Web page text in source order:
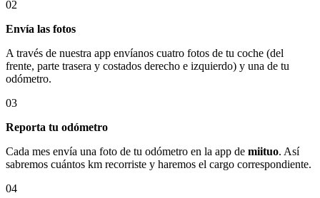
02
Envía las fotos
A través de nuestra app envíanos cuatro fotos de tu coche (del
frente, parte trasera y costados derecho e izquierdo) y una de tu
odómetro.
03
Reporta tu odómetro
Cada mes envía una foto de tu odómetro en la app de miituo. Así
sabremos cuántos km recorriste y haremos el cargo correspondiente.
04